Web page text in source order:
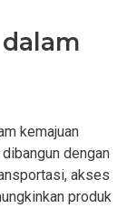
kemajuan
dengan
akses
produk